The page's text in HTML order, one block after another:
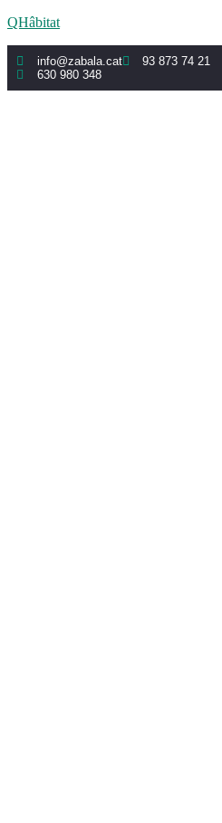
QHâbitat
info@zabala.cat
93 873 74 21
630 980 348